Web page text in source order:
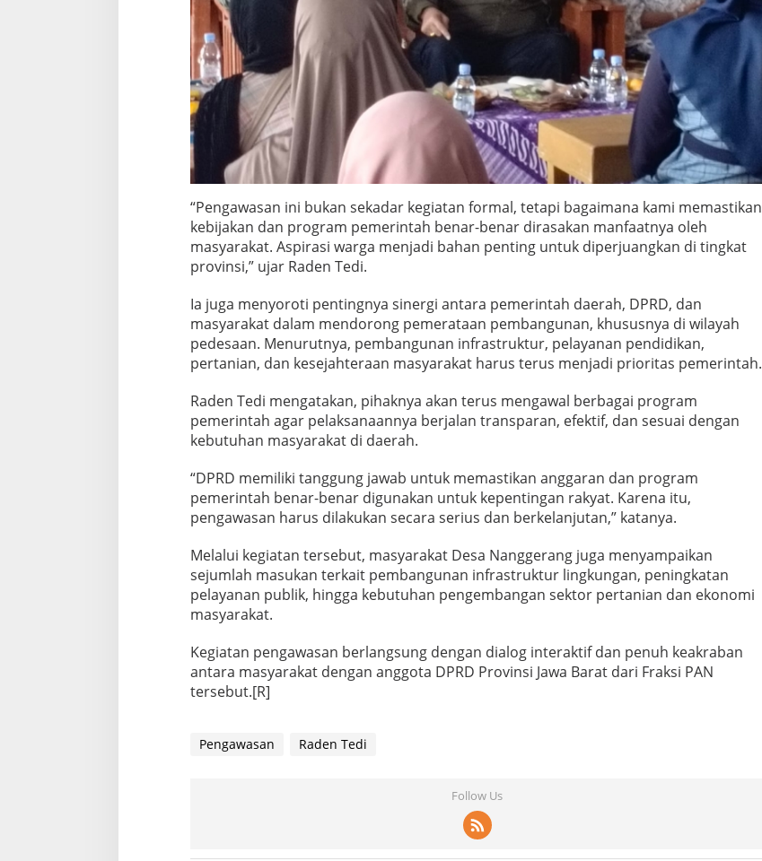
“Pengawasan ini bukan sekadar kegiatan formal, tetapi bagaimana kami memastikan
kebijakan dan program pemerintah benar-benar dirasakan manfaatnya oleh
masyarakat. Aspirasi warga menjadi bahan penting untuk diperjuangkan di tingkat
provinsi,” ujar Raden Tedi.
Ia juga menyoroti pentingnya sinergi antara pemerintah daerah, DPRD, dan
masyarakat dalam mendorong pemerataan pembangunan, khususnya di wilayah
pedesaan. Menurutnya, pembangunan infrastruktur, pelayanan pendidikan,
pertanian, dan kesejahteraan masyarakat harus terus menjadi prioritas pemerintah.
Raden Tedi mengatakan, pihaknya akan terus mengawal berbagai program
pemerintah agar pelaksanaannya berjalan transparan, efektif, dan sesuai dengan
kebutuhan masyarakat di daerah.
“DPRD memiliki tanggung jawab untuk memastikan anggaran dan program
pemerintah benar-benar digunakan untuk kepentingan rakyat. Karena itu,
pengawasan harus dilakukan secara serius dan berkelanjutan,” katanya.
Melalui kegiatan tersebut, masyarakat Desa Nanggerang juga menyampaikan
sejumlah masukan terkait pembangunan infrastruktur lingkungan, peningkatan
pelayanan publik, hingga kebutuhan pengembangan sektor pertanian dan ekonomi
masyarakat.
Kegiatan pengawasan berlangsung dengan dialog interaktif dan penuh keakraban
antara masyarakat dengan anggota DPRD Provinsi Jawa Barat dari Fraksi PAN
tersebut.[R]
Pengawasan Raden Tedi
Follow Us